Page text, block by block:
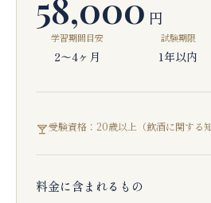
58,000 円
学習期間目安
2〜4ヶ月
試験期限
1年以内
受験資格：20歳以上（飲酒に関する
料金に含まれるもの